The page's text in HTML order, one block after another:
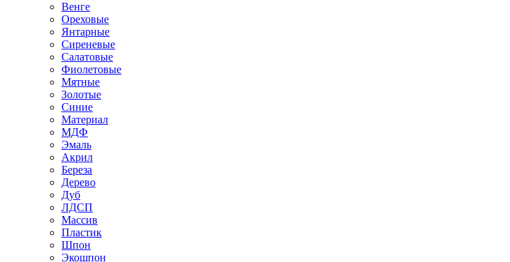
Венге
Ореховые
Янтарные
Сиреневые
Салатовые
Фиолетовые
Мятные
Золотые
Синие
Материал
МДФ
Эмаль
Акрил
Береза
Дерево
Дуб
ЛДСП
Массив
Пластик
Шпон
Экошпон